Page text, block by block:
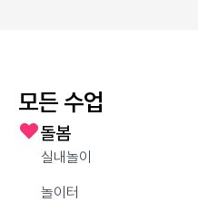
모든 수업
돌봄
실내놀이
놀이터